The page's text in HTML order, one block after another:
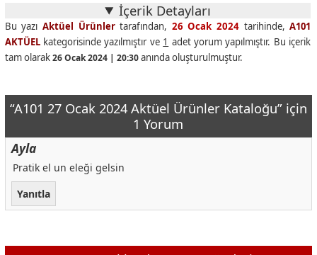
İçerik Detayları
Bu yazı Aktüel Ürünlertarafından, 26 Ocak 2024tarihinde,A101
AKTÜELkategorisinde yazılmıştır ve 1 adet yorum yapılmıştır. Bu içerik
tam olarak26 Ocak 2024 | 20:30anında oluşturulmuştur.
“A101 27 Ocak 2024 Aktüel Ürünler Kataloğu” için
1 Yorum
Ayla
Pratik el un eleği gelsin
Yanıtla